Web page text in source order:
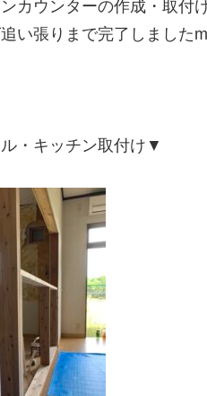
カウンターの作成・取付
い張りまで完了しました
・キッチン取付け▼